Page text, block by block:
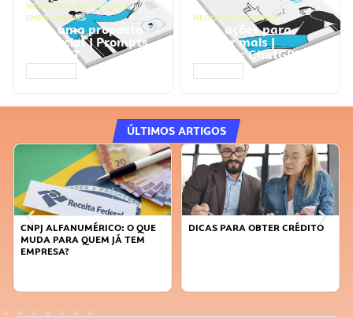
NEGÓCIOS, PROCESSOS
EMPRESARIAIS
Faça uma proposta
comercial | Prompts
ChatGPT
NEGÓCIOS, VENDAS
Faça ações para
vender mais |
Prompts ChatGPT
ÚLTIMOS ARTIGOS
DICAS PARA OBTER CRÉDITO
FAÇA A DIFERENÇA: SEJA